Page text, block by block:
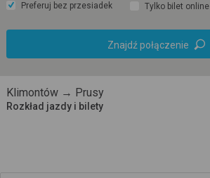
Preferuj bez przesiadek Tylko bilet online
Znajdź połączenie
Klimontów → Prusy
Rozkład jazdy i bilety